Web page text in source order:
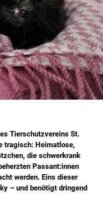
Tierschutzvereins St.
tragisch: Heimatlose,
die schwerkrank
Passant:innen
werden. Eins dieser
– und benötigt dringend